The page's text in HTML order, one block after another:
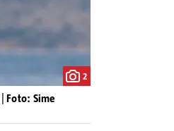
2
Foto: Sime